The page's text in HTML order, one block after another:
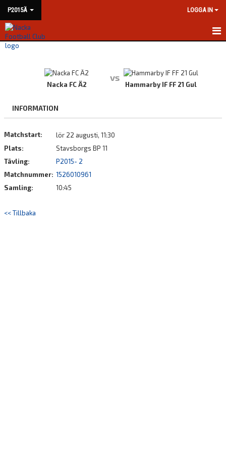
P2015Ä LOGGA IN
HEM
MATCHER
TRUPPEN
BILDGALLERI
Nacka FC Ä2
vs
Hammarby IF FF 21 Gul
INFORMATION
Matchstart:
lör 22 augusti, 11:30
Plats:
Stavsborgs BP 11
Tävling:
P2015- 2
Matchnummer: 1526010961
Samling:
10:45
<< Tillbaka